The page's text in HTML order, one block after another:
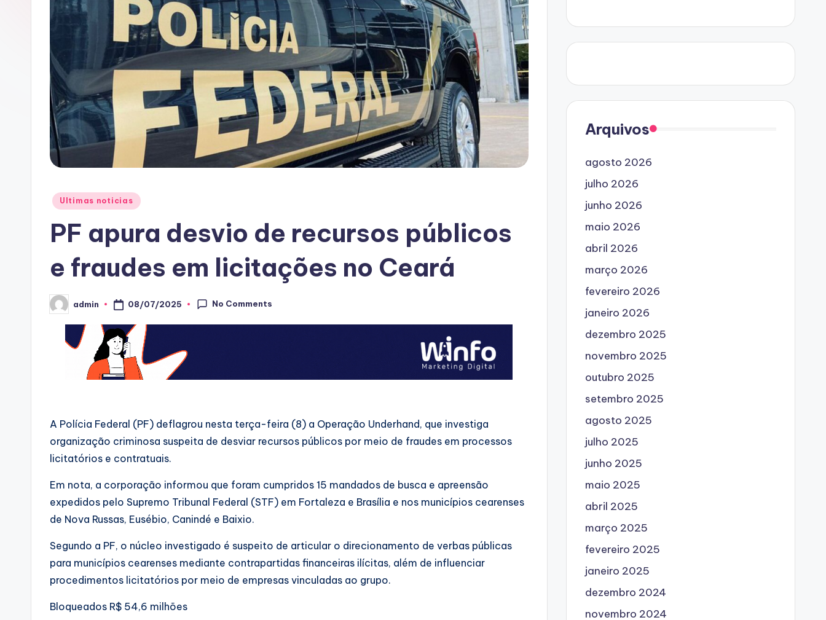
A
C
Posted
Ultimas noticias
PF apura desvio de recursos públicos
e fraudes em licitações no Ceará
Posted
by
admin 08/07/2025 No Comments
A Polícia Federal (PF) deflagrou nesta terça-feira (8) a Operação Underhand, que investiga
organização criminosa suspeita de desviar recursos públicos por meio de fraudes em processos
licitatórios e contratuais.
Em nota, a corporação informou que foram cumpridos 15 mandados de busca e apreensão
expedidos pelo Supremo Tribunal Federal (STF) em Fortaleza e Brasília e nos municípios cearenses
de Nova Russas, Eusébio, Canindé e Baixio.
Segundo a PF, o núcleo investigado é suspeito de articular o direcionamento de verbas públicas
para municípios cearenses mediante contrapartidas financeiras ilícitas, além de influenciar
procedimentos licitatórios por meio de empresas vinculadas ao grupo.
Bloqueados R$ 54,6 milhões
Arquivos
agosto 2026
julho 2026
junho 2026
maio 2026
abril 2026
março 2026
fevereiro 2026
janeiro 2026
dezembro 2025
novembro 2025
outubro 2025
setembro 2025
agosto 2025
julho 2025
junho 2025
maio 2025
abril 2025
março 2025
fevereiro 2025
janeiro 2025
dezembro 2024
novembro 2024